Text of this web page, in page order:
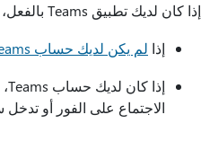
إذا كان لديك تطبيق Teams بالفعل، سيُفتح الاجتماع فيه تلقائيًّا.
إذا لم يكن لديك حساب Teams
إذا كان لديك حساب Teams، فحدد
الاجتماع على الفور أو